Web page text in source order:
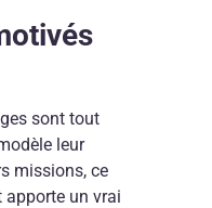
sont tout
leur
missions, ce
un vrai